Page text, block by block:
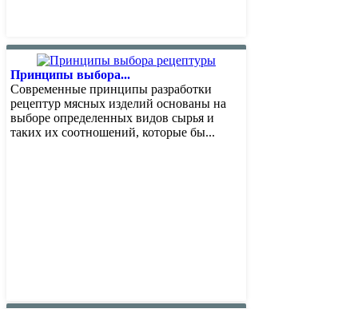
Принципы выбора...
Современные принципы разработки
рецептур мясных изделий основаны на
выборе определенных видов сырья и
таких их соотношений, которые бы...